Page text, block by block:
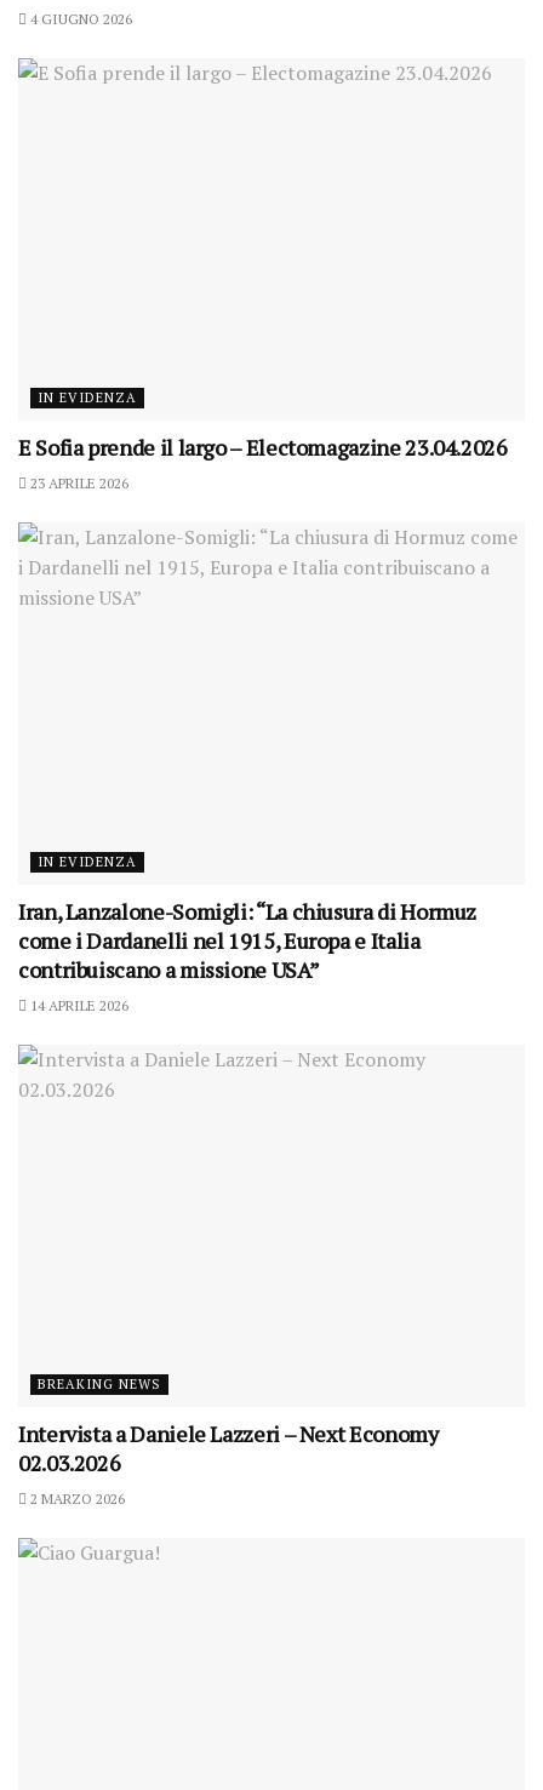
4 GIUGNO 2026
IN EVIDENZA
E Sofia prende il largo – Electomagazine 23.04.2026
23 APRILE 2026
IN EVIDENZA
Iran, Lanzalone-Somigli: “La chiusura di Hormuz
come i Dardanelli nel 1915, Europa e Italia
contribuiscano a missione USA”
14 APRILE 2026
BREAKING NEWS
Intervista a Daniele Lazzeri – Next Economy
02.03.2026
2 MARZO 2026